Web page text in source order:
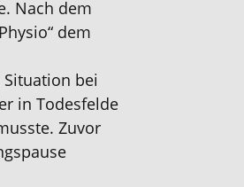
Nach dem
dem
bei
in Todesfelde
Zuvor